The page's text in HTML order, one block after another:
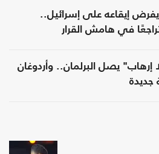
إيقاعه على إسرائيل..
في هامش القرار
إرهاب" يصل البرلمان.. وأردوغان
جديدة